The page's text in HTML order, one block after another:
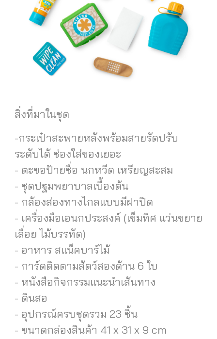
สิ่งที่มาในชุด
-กระเป๋าสะพายหลังพร้อมสายรัดปรับ
ระดับได้ ช่องใส่ของเยอะ
- ตะขอป้ายชื่อ นกหวีด เหรียญสะสม
- ชุดปฐมพยาบาลเบื้องต้น
- กล้องส่องทางไกลแบบมีฝาปิด
- เครื่องมือเอนกประสงค์ (เข็มทิศ แว่นขยาย
เลื่อย ไม้บรรทัด)
- อาหาร สแน็คบาร์ไม้
- การ์ดติดตามสัตว์สองด้าน 6 ใบ
- หนังสือกิจกรรมแนะนำเส้นทาง
- ดินสอ
- อุปกรณ์ครบชุดรวม 23 ชิ้น
- ขนาดกล่องสินค้า 41 x 31 x 9 cm